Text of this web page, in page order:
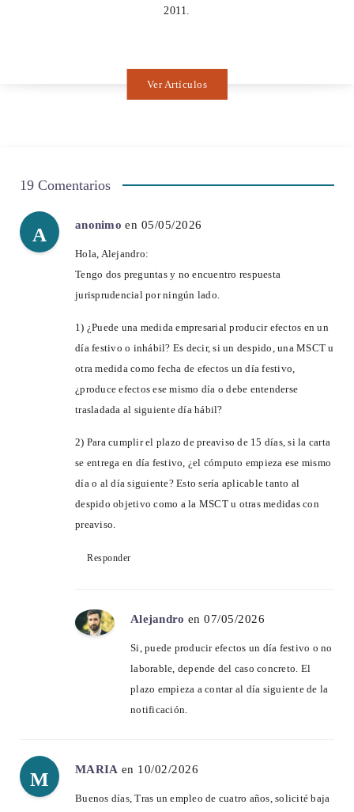
2011.
Ver Artículos
19 Comentarios
A anonimo en 05/05/2026
Hola, Alejandro:
Tengo dos preguntas y no encuentro respuesta
jurisprudencial por ningún lado.
1) ¿Puede una medida empresarial producir efectos en un
día festivo o inhábil? Es decir, si un despido, una MSCT u
otra medida como fecha de efectos un día festivo,
¿produce efectos ese mismo día o debe entenderse
trasladada al siguiente día hábil?
2) Para cumplir el plazo de preaviso de 15 días, si la carta
se entrega en día festivo, ¿el cómputo empieza ese mismo
día o al día siguiente? Esto sería aplicable tanto al
despido objetivo como a la MSCT u otras medidas con
preaviso.
Responder
Alejandro en 07/05/2026
Si, puede producir efectos un día festivo o no
laborable, depende del caso concreto. El
plazo empieza a contar al día siguiente de la
notificación.
M MARIA en 10/02/2026
Buenos días, Tras un empleo de cuatro años, solicité baja